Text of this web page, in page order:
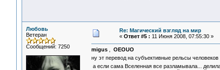
Любовь
Ветеран
Сообщений: 7250
Re: Магический взгляд на мир
« Ответ #5 : 11 Июня 2008, 07:55:30 »
migus
OEOUO
ну эт перевод на субъективные рельсы человеков
а если сама Вселенная все разламывала...